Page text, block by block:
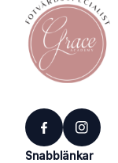
Snabblänkar